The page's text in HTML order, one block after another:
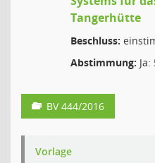
Tangerhütte
Beschluss:
Abstimmung:
BV 444/2016
Vorlage